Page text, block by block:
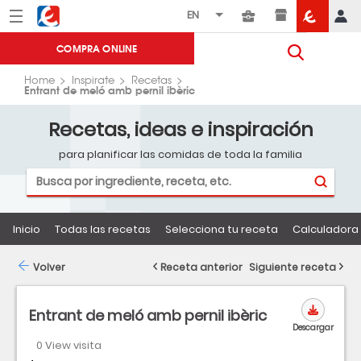
Menú Eroski
COMPRA ONLINE
Home Inspirate Recetas
Entrant de meló amb pernil ibèric
Recetas, ideas e inspiración
para planificar las comidas de toda la familia
Inicio Todas las recetas Selecciona tu receta
Entrant de meló amb pernil ibèric
0 View visita
Descargar
Volver Receta anterior Siguiente receta